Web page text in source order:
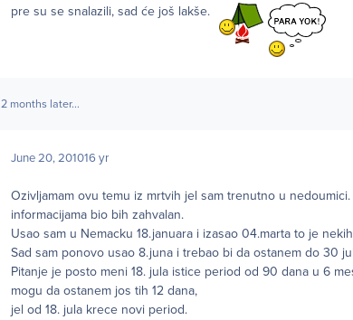
pre su se snalazili, sad će još lakše.
2 months later...
June 20, 201016 yr
Ozivljamam ovu temu iz mrtvih jel sam trenutno u
informacijama bio bih zahvalan.
Usao sam u Nemacku 18.januara i izasao 04.marta to je
Sad sam ponovo usao 8.juna i trebao bi da ostanem do 30
Pitanje je posto meni 18. jula istice period od 90 dana u 6
mogu da ostanem jos tih 12 dana,
jel od 18. jula krece novi period.